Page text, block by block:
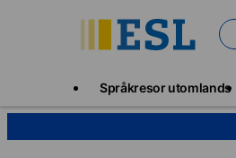
Språkresor utomlands